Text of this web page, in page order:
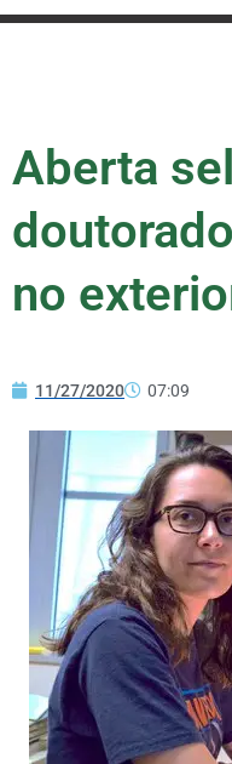
Aberta
no
11/27/2020 07:09